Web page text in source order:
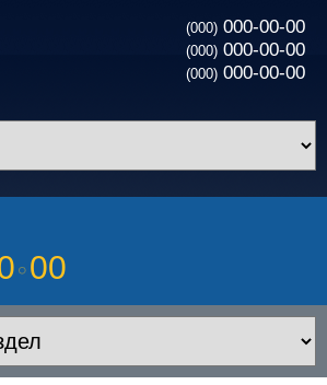
(000) 000-00-00
(000) 000-00-00
(000) 000-00-00
00